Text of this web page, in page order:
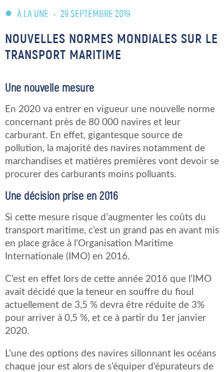
À LA UNE • 29 SEPTEMBRE 2019
NOUVELLES NORMES MONDIALES SUR LE
TRANSPORT MARITIME
Une nouvelle mesure
En 2020 va entrer en vigueur une nouvelle norme
concernant près de 80 000 navires et leur
carburant. En effet, gigantesque source de
pollution, la majorité des navires notamment de
marchandises et matières premières vont devoir se
procurer des carburants moins polluants.
Une décision prise en 2016
Si cette mesure risque d’augmenter les coûts du
transport maritime, c’est un grand pas en avant mis
en place grâce à l’Organisation Maritime
Internationale (IMO) en 2016.
C’est en effet lors de cette année 2016 que l’IMO
avait décidé que la teneur en souffre du fioul
actuellement de 3,5 % devra être réduite de 3%
pour arriver à 0,5 %, et ce à partir du 1er janvier
2020.
L’une des options des navires sillonnant les océans
chaque jour est alors de s’équiper d’épurateurs de